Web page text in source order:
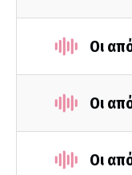
Οι
Οι
Οι